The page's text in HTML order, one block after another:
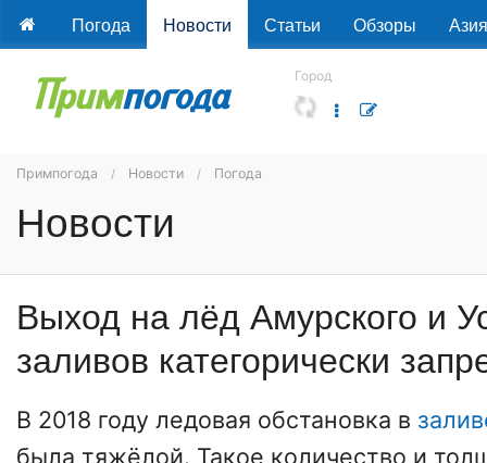
Погода Новости Статьи Обзоры Азия
Город
Примпогода Новости Погода
Новости
Выход на лёд Амурского и
заливов категорически
В 2018 году ледовая обстановка в
была тяжёлой. Такое количество и